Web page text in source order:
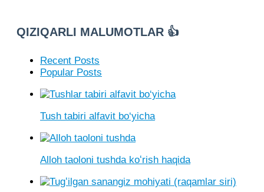
QIZIQARLI MALUMOTLAR 👍
Recent Posts
Popular Posts
Tush tabiri alfavit bo‘yicha
Alloh taoloni tushda koʻrish haqida